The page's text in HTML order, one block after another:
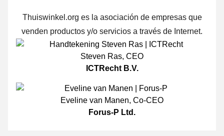
Thuiswinkel.org es la asociación de empresas que
venden productos y/o servicios a través de Internet.
Steven Ras, CEO
ICTRecht B.V.
Eveline van Manen, Co-CEO
Forus-P Ltd.